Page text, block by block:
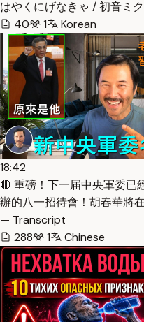
はやくにげなきゃ / 初音ミ
40
1 Korean
18:42
🔴 重磅！下一届中央軍委已
辦的八一招待會！胡春華將
— Transcript
288
1 Chinese